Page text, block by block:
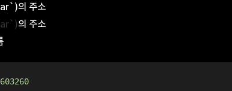
의 주소
의 주소
603260